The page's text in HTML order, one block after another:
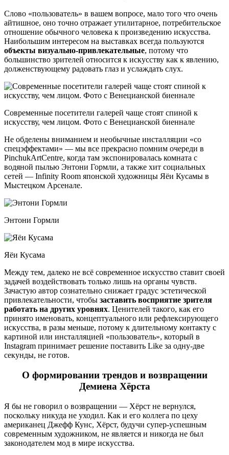
Слово «пользователь» в вашем вопросе, мало того что очень
айтишное, оно точно отражает утилитарное, потребительское
отношение обычного человека к произведению искусства.
Наибольшим интересом на выставках всегда пользуются
объекты визуально-привлекательные, потому что
большинство зрителей относится к искусству как к явлению,
долженствующему радовать глаз и услаждать слух.
Современные посетители галерей чаще стоят спиной к
искусству, чем лицом. Фото с Венецианской биеннале
Не обделены вниманием и необычные инсталляции «со
спецэффектами» — мы все прекрасно помним очереди в
PinchukArtCentre, когда там экспонировалась комната с
водяной пылью Энтони Гормли, а также хит социальных
сетей — Infinity Room японской художницы Яёи Кусамы в
Мыстецком Арсенале.
Энтони Гормли
Яёи Кусама
Между тем, далеко не всё современное искусство ставит своей
задачей воздействовать только лишь на органы чувств.
Зачастую автор сознательно снижает градус эстетической
привлекательности, чтобы заставить восприятие зрителя
работать на других уровнях. Ценителей такого, как его
принято именовать, концептуального или рефлексирующего
искусства, в разы меньше, потому к длительному контакту с
картиной или инсталляцией «пользователь», который в
Instagram принимает решение поставить Like за одну-две
секунды, не готов.
О формировании трендов и возвращении
Демиена Хёрста
Я бы не говорил о возвращении — Хёрст не вернулся,
поскольку никуда не уходил. Как и его коллега по цеху
американец Джефф Кунс, Хёрст, будучи супер-успешным
современным художником, не является и никогда не был
законодателем мод в мире искусства.